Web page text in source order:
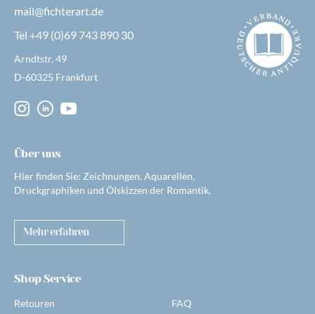
mail@fichterart.de
Tel +49 (0)69 743 890 30
Arndtstr. 49
D-60325 Frankfurt
Über uns
Hier finden Sie: Zeichnungen, Aquarellen,
Druckgraphiken und Ölskizzen der Romantik.
Mehr erfahren
Shop Service
Retouren
FAQ